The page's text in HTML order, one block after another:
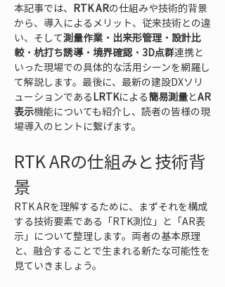
本記事では、 RTK ARの仕組みや技術的背景
から、導入によるメリット、従来技術との違
い、そして測量作業 ・ 出来形管理 ・ 設計比
較・ 杭打ち誘導・ 境界確認・ 3D点群連携と
いった現場での具体的な活用シーンを網羅し
て解説します。最後に、最新の建設DXソリ
ューションであるLRTKによる簡易測量とAR
表示機能についても紹介し、読者の皆様の現
場導入のヒントに繋げます。
RTK ARの仕組みと技術背
景
RTK ARを理解するために、まずそれを構成
する技術要素である「RTK測位」と「AR表
示」について整理します。両者の基本原理
と、融合することで生まれる新たな可能性を
見ていきましょう。